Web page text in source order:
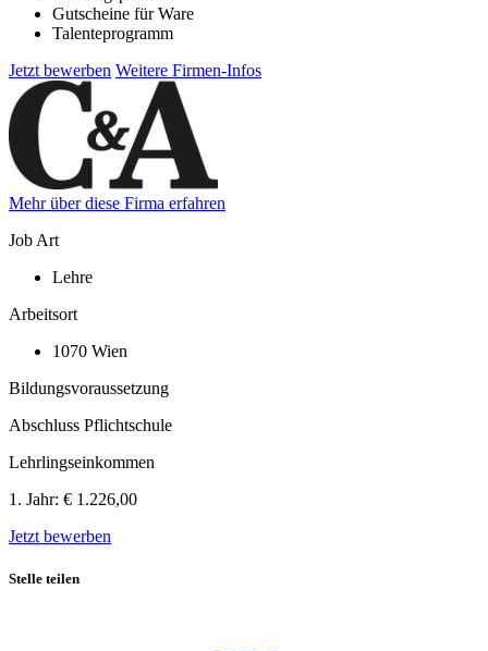
Gutscheine für Ware
Talenteprogramm
Jetzt bewerben Weitere Firmen-Infos
Mehr über diese Firma erfahren
Job Art
Lehre
Arbeitsort
1070 Wien
Bildungsvoraussetzung
Abschluss Pflichtschule
Lehrlingseinkommen
1. Jahr: € 1.226,00
Jetzt bewerben
Stelle teilen